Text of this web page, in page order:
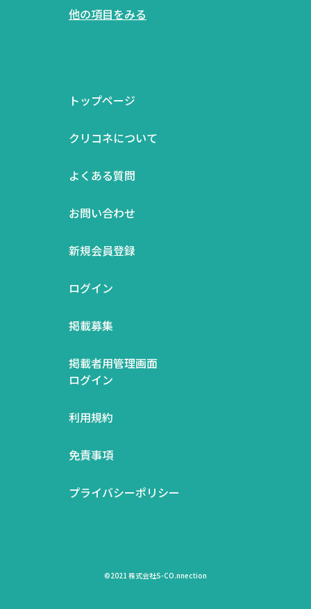
他の項目をみる
トップページ
クリコネについて
よくある質問
お問い合わせ
新規会員登録
ログイン
掲載募集
掲載者用管理画面
ログイン
利用規約
免責事項
プライバシーポリシー
©2021 株式会社S-CO.nnection